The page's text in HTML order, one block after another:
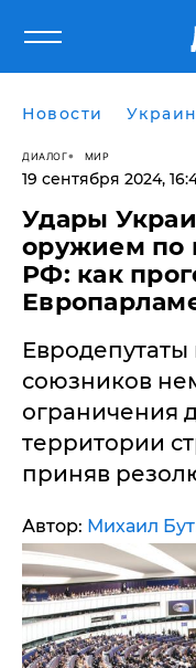
Новости
ДИАЛОГ МИР
19 сентября 2024,
Удары
оружием по
РФ: как
союзников
ограничения
территории
приняв
Автор: Михаил